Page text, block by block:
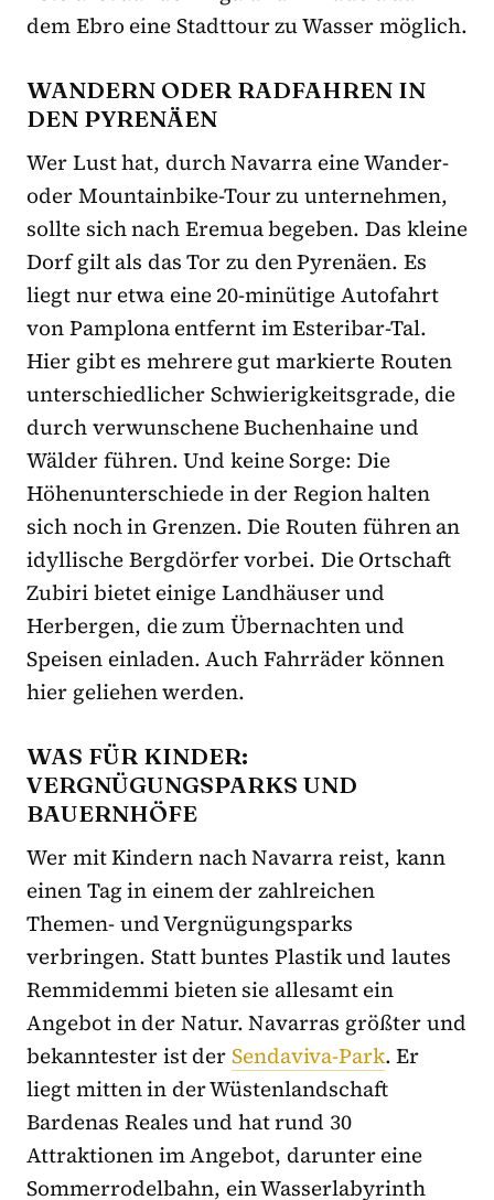
dem Ebro eine Stadttour zu Wasser möglich.
WANDERN ODER RADFAHREN IN
DEN PYRENÄEN
Wer Lust hat, durch Navarra eine Wander-
oder Mountainbike-Tour zu unternehmen,
sollte sich nach Eremua begeben. Das kleine
Dorf gilt als das Tor zu den Pyrenäen. Es
liegt nur etwa eine 20-minütige Autofahrt
von Pamplona entfernt im Esteribar-Tal.
Hier gibt es mehrere gut markierte Routen
unterschiedlicher Schwierigkeitsgrade, die
durch verwunschene Buchenhaine und
Wälder führen. Und keine Sorge: Die
Höhenunterschiede in der Region halten
sich noch in Grenzen. Die Routen führen an
idyllische Bergdörfer vorbei. Die Ortschaft
Zubiri bietet einige Landhäuser und
Herbergen, die zum Übernachten und
Speisen einladen. Auch Fahrräder können
hier geliehen werden.
WAS FÜR KINDER:
VERGNÜGUNGSPARKS UND
BAUERNHÖFE
Wer mit Kindern nach Navarra reist, kann
einen Tag in einem der zahlreichen
Themen- und Vergnügungsparks
verbringen. Statt buntes Plastik und lautes
Remmidemmi bieten sie allesamt ein
Angebot in der Natur. Navarras größter und
bekanntester ist derSendaviva-Park. Er
liegt mitten in der Wüstenlandschaft
Bardenas Reales und hat rund 30
Attraktionen im Angebot, darunter eine
Sommerrodelbahn, ein Wasserlabyrinth